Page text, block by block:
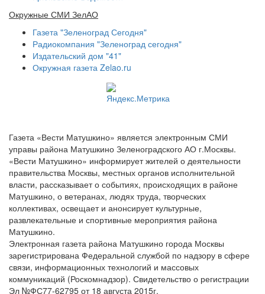
Окружные СМИ ЗелАО
Газета "Зеленоград Сегодня"
Радиокомпания "Зеленоград сегодня"
Издательский дом "41"
Окружная газета Zelao.ru
Газета «Вести Матушкино» является электронным СМИ
управы района Матушкино Зеленоградского АО г.Москвы.
«Вести Матушкино» информирует жителей о деятельности
правительства Москвы, местных органов исполнительной
власти, рассказывает о событиях, происходящих в районе
Матушкино, о ветеранах, людях труда, творческих
коллективах, освещает и анонсирует культурные,
развлекательные и спортивные мероприятия района
Матушкино.
Электронная газета района Матушкино города Москвы
зарегистрирована Федеральной службой по надзору в сфере
связи, информационных технологий и массовых
коммуникаций (Роскомнадзор). Свидетельство о регистрации
Эл №ФС77-62795 от 18 августа 2015г.